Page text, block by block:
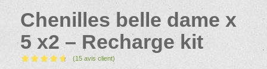
Chenilles belle dame x
5 x2 – Recharge kit
(15avis client)